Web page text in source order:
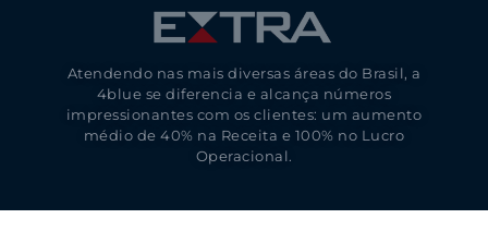
Atendendo nas mais diversas áreas do Brasil, a
4blue se diferencia e alcança números
impressionantes com os clientes: um aumento
médio de 40% na Receita e 100% no Lucro
Operacional.